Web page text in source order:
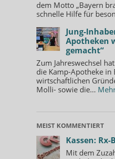
dem Motto „Bayern
schnelle Hilfe für
Jung-
Apotheken
gemacht“
Zum Jahreswechsel
die Kamp-Apotheke in
wirtschaftlichen
Molli- sowie die...
MEIST KOMMENTIERT
Kassen:
Mit dem